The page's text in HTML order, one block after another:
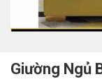
Giường Ngủ